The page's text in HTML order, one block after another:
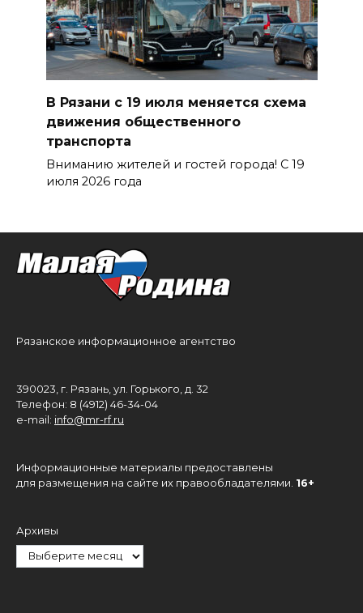
В Рязани с 19 июля меняется схема
движения общественного
транспорта
Вниманию жителей и гостей города! С 19
июля 2026 года
Рязанское информационное агентство
390023, г. Рязань, ул. Горького, д. 32
Телефон: 8 (4912) 46-34-04
e-mail: info@mr-rf.ru
Информационные материалы предоставлены
для размещения на сайте их правообладателями. 16+
Архивы